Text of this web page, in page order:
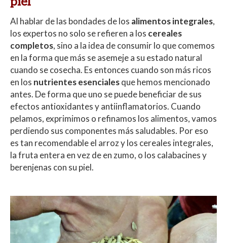
Al hablar de las bondades de los alimentos integrales,
los expertos no solo se refieren a los cereales
completos, sino a la idea de consumir lo que comemos
en la forma que más se asemeje a su estado natural
cuando se cosecha. Es entonces cuando son más ricos
en los nutrientes esencialesque hemos mencionado
antes. De forma que uno se puede beneficiar de sus
efectos antioxidantes y antiinflamatorios. Cuando
pelamos, exprimimos o refinamos los alimentos, vamos
perdiendo sus componentes más saludables. Por eso
es tan recomendable el arroz y los cereales integrales,
la fruta entera en vez de en zumo, o los calabacines y
berenjenas con su piel.